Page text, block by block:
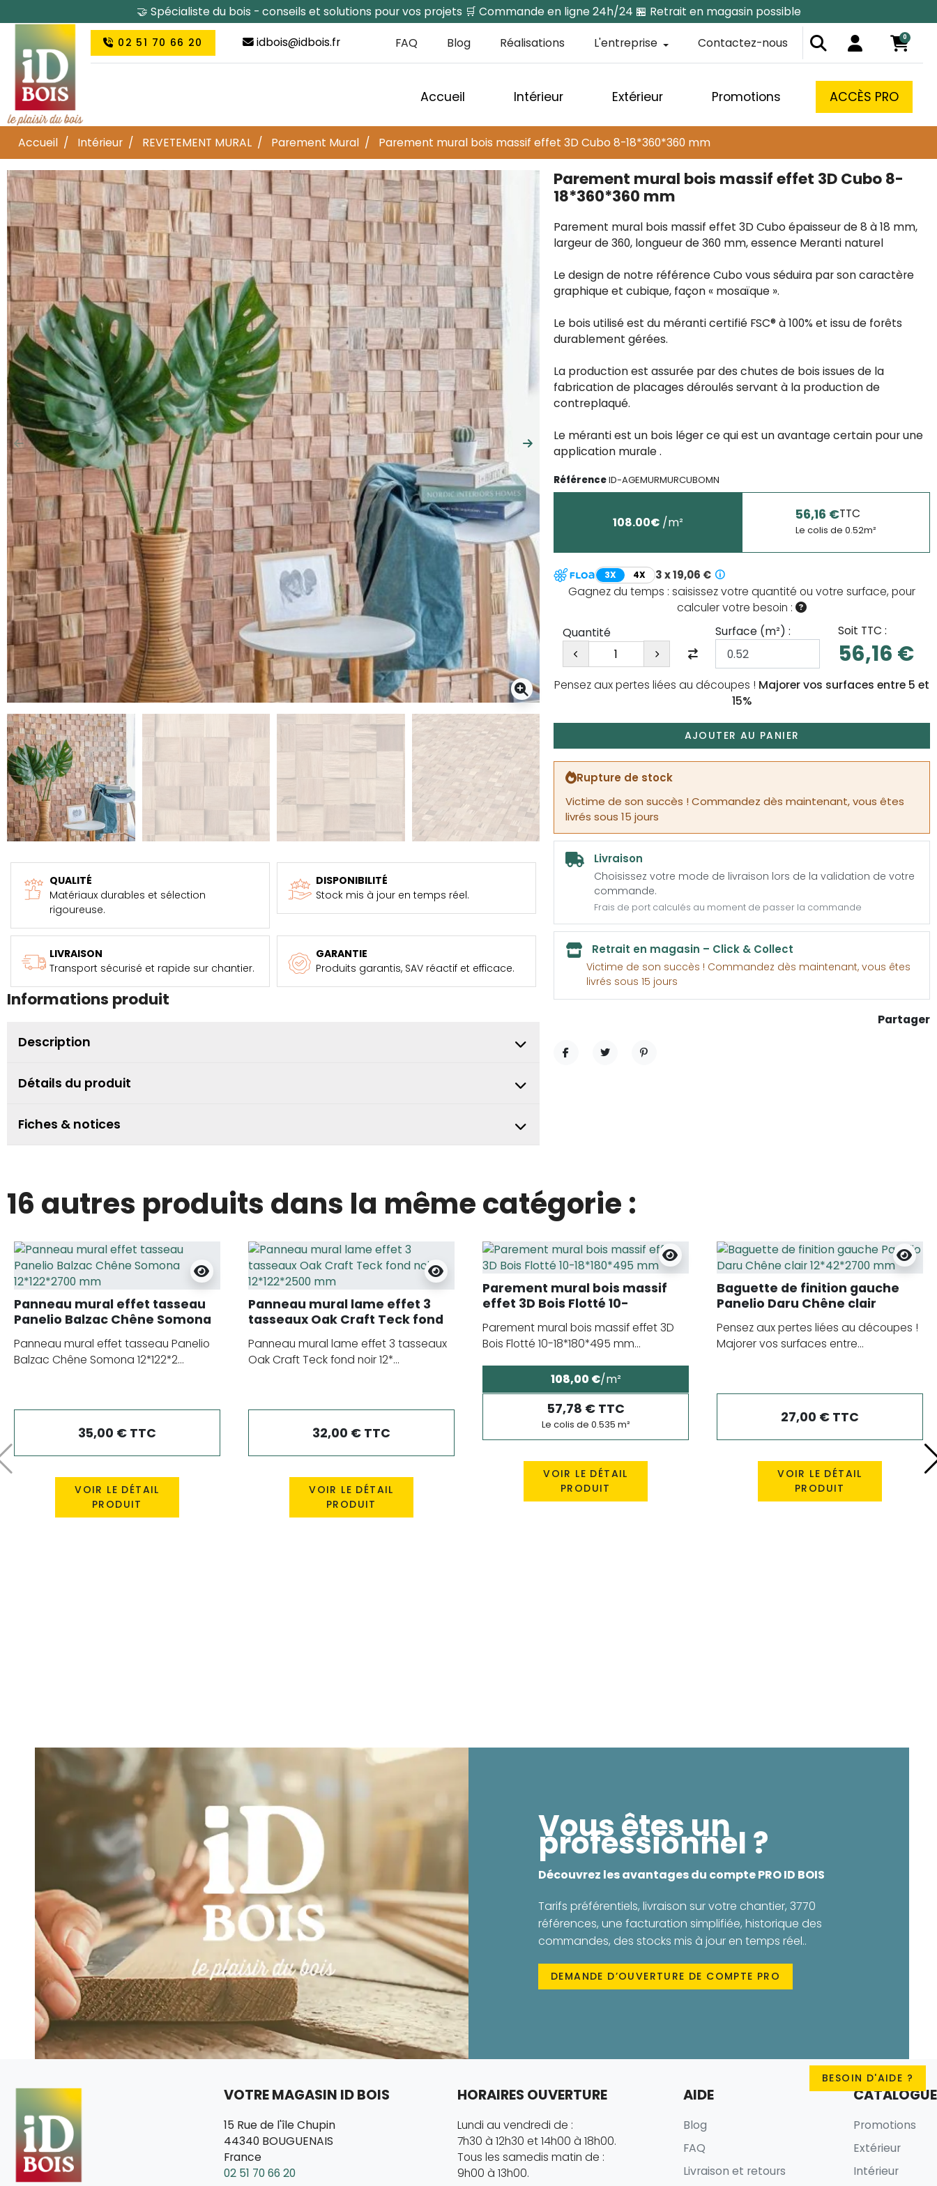
🤝 Spécialiste du bois - conseils et solutions pour vos projets 🛒 Commande en ligne 24h/24 🏪 Retrait en magasin possible
02 51 70 66 20 idbois@idbois.fr FAQ Blog Réalisations L'entreprise Contactez-nous 0
Accueil Intérieur Extérieur Promotions ACCÈS PRO
Accueil Intérieur REVETEMENT MURAL Parement Mural Parement mural bois massif effet 3D Cubo 8-18*360*360 mm
BESOIN D'AIDE ?
Précédent Suivant
QUALITÉ
Matériaux durables et sélection
rigoureuse.
DISPONIBILITÉ
Stock mis à jour en temps réel.
LIVRAISON
Transport sécurisé et rapide sur chantier.
GARANTIE
Produits garantis, SAV réactif et efficace.
Informations produit
Description
Détails du produit
Fiches & notices
Parement mural bois massif effet 3D Cubo 8-
18*360*360 mm
Parement mural bois massif effet 3D Cubo épaisseur de 8 à 18 mm,
largeur de 360, longueur de 360 mm, essence Meranti naturel
Le design de notre référence Cubo vous séduira par son caractère
graphique et cubique, façon « mosaïque ».
Le bois utilisé est du méranti certifié FSC® à 100% et issu de forêts
durablement gérées.
La production est assurée par des chutes de bois issues de la
fabrication de placages déroulés servant à la production de
contreplaqué.
Le méranti est un bois léger ce qui est un avantage certain pour une
application murale .
RéférenceID-AGEMURMURCUBOMN
108.00€/m² 56,16 €TTC
Le colis de 0.52m²
3X 4X 3 x 19,06 €
Gagnez du temps : saisissez votre quantité ou votre surface, pour
calculer votre besoin :
Quantité
Surface (m²) : Soit TTC :
56,16 €
Pensez aux pertes liées au découpes ! Majorer vos surfaces entre 5 et
15%
AJOUTER AU PANIER
Rupture de stock
Victime de son succès ! Commandez dès maintenant, vous êtes
livrés sous 15 jours
Livraison
Choisissez votre mode de livraison lors de la validation de votre
commande.
Frais de port calculés au moment de passer la commande
Retrait en magasin – Click & Collect
Victime de son succès ! Commandez dès maintenant, vous êtes
livrés sous 15 jours
Partager
16 autres produits dans la même catégorie :
Panneau mural effet tasseau
Panelio Balzac Chêne Somona
12*122*2700 mm
Panneau mural effet tasseau Panelio
Balzac Chêne Somona 12*122*2...
35,00 € TTC
VOIR LE DÉTAIL
PRODUIT
Panneau mural lame effet 3
tasseaux Oak Craft Teck fond
noir 12*122*2500 mm
Panneau mural lame effet 3 tasseaux
Oak Craft Teck fond noir 12*...
32,00 € TTC
VOIR LE DÉTAIL
PRODUIT
Parement mural bois massif
effet 3D Bois Flotté 10-
18*180*495 mm
Parement mural bois massif effet 3D
Bois Flotté 10-18*180*495 mm...
108,00 €/m²
57,78 € TTC
Le colis de 0.535 m²
VOIR LE DÉTAIL
PRODUIT
Baguette de finition gauche
Panelio Daru Chêne clair
12*42*2700 mm
Pensez aux pertes liées au découpes !
Majorer vos surfaces entre...
27,00 € TTC
VOIR LE DÉTAIL
PRODUIT
Précédent
Vous êtes un
professionnel ?
Découvrez les avantages du compte PRO ID BOIS
Tarifs préférentiels, livraison sur votre chantier, 3770
références, une facturation simplifiée, historique des
commandes, des stocks mis à jour en temps réel..
DEMANDE D’OUVERTURE DE COMPTE PRO
VOTRE MAGASIN ID BOIS
15 Rue de l'île Chupin
44340 BOUGUENAIS
France
02 51 70 66 20
HORAIRES OUVERTURE
Lundi au vendredi de :
7h30 à 12h30 et 14h00 à 18h00.
Tous les samedis matin de :
9h00 à 13h00.
AIDE
Blog
FAQ
Livraison et retours
CATALOGUE
Promotions
Extérieur
Intérieur